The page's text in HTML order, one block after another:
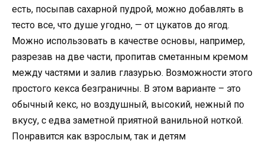
есть, посыпав сахарной пудрой, можно добавлять в
тесто все, что душе угодно, — от цукатов до ягод.
Можно использовать в качестве основы, например,
разрезав на две части, пропитав сметанным кремом
между частями и залив глазурью. Возможности этого
простого кекса безграничны. В этом варианте – это
обычный кекс, но воздушный, высокий, нежный по
вкусу, с едва заметной приятной ванильной ноткой.
Понравится как взрослым, так и детям